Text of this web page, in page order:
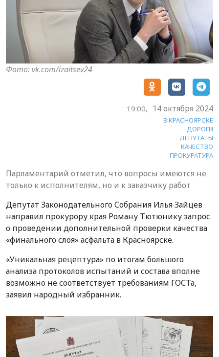
Фото: vk.com/izaitsev24
19:00, 14 октября 2024
В КРАСНОЯРСКЕ
ДОРОГИ
ДЕПУТАТЫ
КАЧЕСТВО
ПРОКУРАТУРА
Парламентарий отметил, что вопросы имеются не
только к исполнителям, но и к заказчику работ
Депутат Законодательного Собрания Илья Зайцев
направил прокурору края Роману Тютюнику запрос
о проведении дополнительной проверки качества
«финального слоя» асфальта в Красноярске.
«Уникальная рецептура» по итогам большого
анализа протоколов испытаний и состава вполне
возможно не соответствует требованиям ГОСТа,
заявил народный избранник.